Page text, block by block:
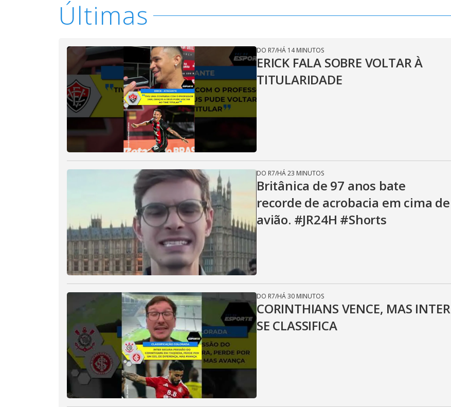
Últimas
DO R7/HÁ 14 MINUTOS
ERICK FALA SOBRE VOLTAR À
TITULARIDADE
DO R7/HÁ 23 MINUTOS
Britânica de 97 anos bate
recorde de acrobacia em cima de
avião. #JR24H #Shorts
DO R7/HÁ 30 MINUTOS
CORINTHIANS VENCE, MAS INTER
SE CLASSIFICA